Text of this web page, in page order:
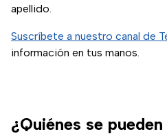
apellido.
Suscríbete a nuestro canal de
información en tus manos.
¿Quiénes se